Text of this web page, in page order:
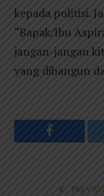
kepada politisi.
“Bapak/Ibu
jangan-jangan
yang dibangun
Facebook